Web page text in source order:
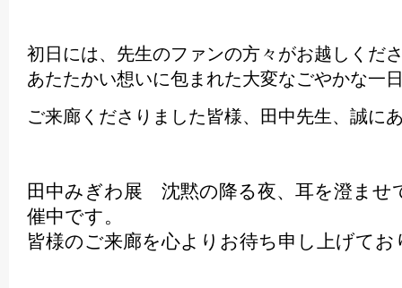
初日には、先生のファンの方々がお越しくだ
あたたかい想いに包まれた大変なごやかな一
ご来廊くださりました皆様、田中先生、誠に
田中みぎわ展 沈黙の降る夜、耳を澄ませ
催中です。
皆様のご来廊を心よりお待ち申し上げてお